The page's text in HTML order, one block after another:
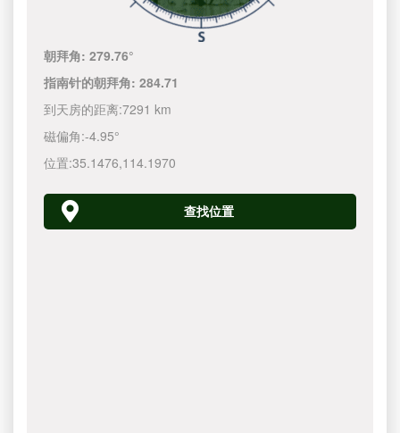
朝拜角:279.76°
指南针的朝拜角:284.71
到天房的距离:7291 km
磁偏角:-4.95°
位置:35.1476,114.1970
查找位置